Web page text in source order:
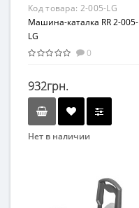
Код товара: 2-005-LG
Машина-каталка RR 2-005-
LG
0
932грн.
Нет в наличии